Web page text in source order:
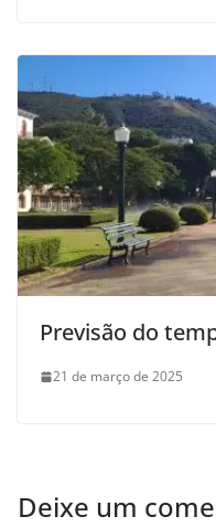
Previsão do
21 de março de 2025
Deixe um